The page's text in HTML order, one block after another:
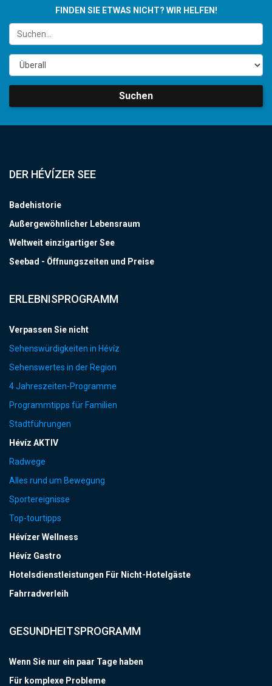
FINDEN SIE ETWAS NICHT? WIR HELFEN!
Suchen
DER HÉVÍZER SEE
Badehistorie
Außergewöhnlicher Lebensraum
Weltweit einzigartiger See
Seebad - Öffnungszeiten und Preise
ERLEBNISPROGRAMM
Verpassen Sie nicht
Sehenswürdigkeiten in Hévíz
Sehenswertes in der Region
4 Jahreszeiten-Programme
Programmtipps für Familien
Stadtführungen
Hévíz AKTIV
Radwege
Alles rund um Bewegung
Sportereignisse
Top-tourtipps
Hévízer Wellness
Hévíz Gastro
Hotelsdienstleistungen Für Nicht-Hotelgäste
Fahrradverleih
GESUNDHEITSPROGRAMM
Wenn Sie nur ein paar Tage haben
Für komplexe Probleme